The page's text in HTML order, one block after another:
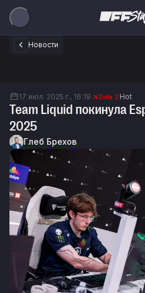
Новости
17 июл. 2025 г., 16:19 Dota 2 Hot
Team Liquid покинула
2025
Глеб Брехов